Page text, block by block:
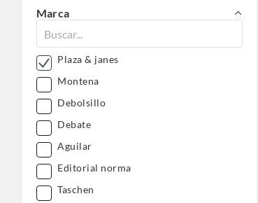
Marca
Plaza & janes
Montena
Debolsillo
Debate
Aguilar
Editorial norma
Taschen